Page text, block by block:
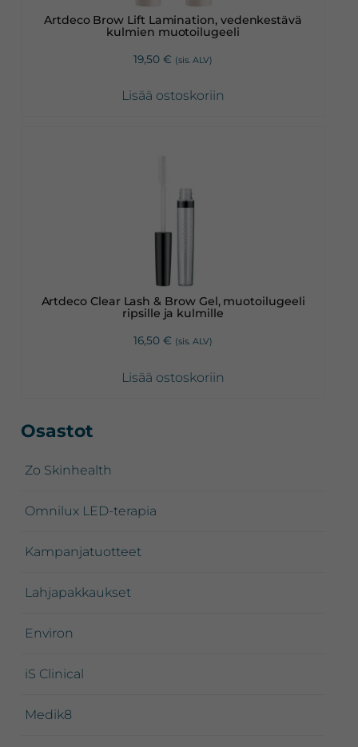
Artdeco Brow Lift Lamination, vedenkestävä
kulmien muotoilugeeli
19,50 € (sis. ALV)
Lisää ostoskoriin
Artdeco Clear Lash & Brow Gel, muotoilugeeli
ripsille ja kulmille
16,50 € (sis. ALV)
Lisää ostoskoriin
Ensisijainen
Osastot
Zo Skinhealth
Omnilux LED-terapia
Kampanjatuotteet
Lahjapakkaukset
Environ
iS Clinical
Medik8